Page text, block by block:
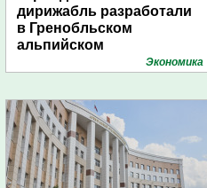
дирижабль разработали
в Гренобльском
альпийском
Экономика